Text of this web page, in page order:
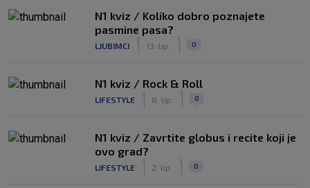
N1 kviz / Koliko dobro poznajete
pasmine pasa?
LJUBIMCI 13. lip. 0
N1 kviz / Rock & Roll
LIFESTYLE 8. lip. 0
N1 kviz / Zavrtite globus i recite koji je
ovo grad?
LIFESTYLE 2. lip. 0